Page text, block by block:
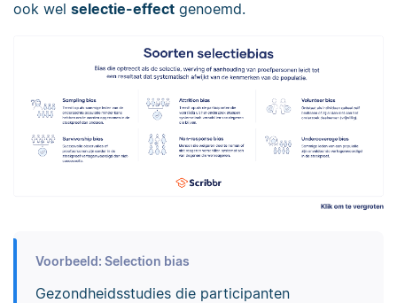
ook wel selectie-effect genoemd.
Voorbeeld: Selection bias
Gezondheidsstudies die participanten